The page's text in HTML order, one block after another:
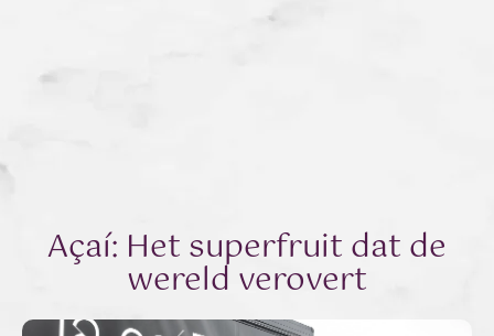
Açaí: Het superfruit dat de
wereld verovert